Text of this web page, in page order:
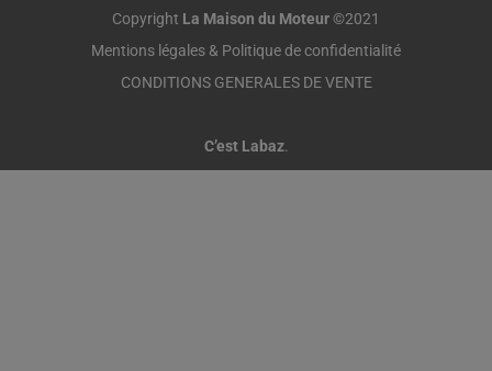
Copyright La Maison du Moteur©2021
Mentions légales & Politique de confidentialité
CONDITIONS GENERALES DE VENTE
C’est Labaz.